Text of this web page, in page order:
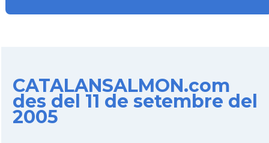
CATALANSALMON.com
des del 11 de setembre del
2005